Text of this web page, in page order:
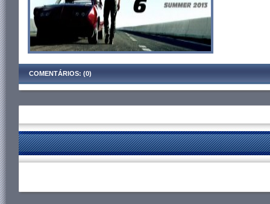
COMENTÁRIOS: (0)